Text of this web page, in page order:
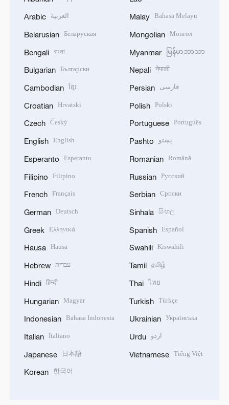
Arabic العربية
Belarusian Беларуская
Bengali বাংলা
Bulgarian Български
Cambodian ខ្មែរ
Croatian Hrvatski
Czech Český
English English
Esperanto Esperanto
Filipino Filipino
French Français
German Deutsch
Greek Ελληνικά
Hausa Hausa
Hebrew עברית
Hindi हिन्दी
Hungarian Magyar
Indonesian Bahasa Indonesia
Italian Italiano
Japanese 日本語
Korean 한국어
Malay Bahasa Melayu
Mongolian Монгол
Myanmar မြန်မာဘာသာ
Nepali नेपाली
Persian فارسی
Polish Polski
Portuguese Português
Pashto پښتو
Romanian Română
Russian Русский
Serbian Српски
Sinhala සිංහල
Spanish Español
Swahili Kiswahili
Tamil தமிழ்
Thai ไทย
Turkish Türkçe
Ukrainian Українська
Urdu اردو
Vietnamese Tiếng Việt